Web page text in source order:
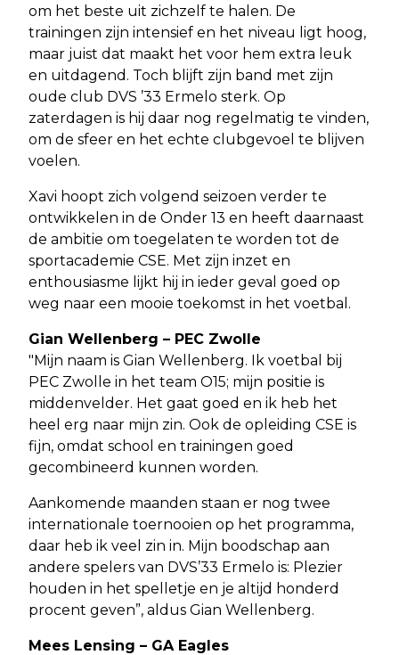
om het beste uit zichzelf te halen. De
trainingen zijn intensief en het niveau ligt hoog,
maar juist dat maakt het voor hem extra leuk
en uitdagend. Toch blijft zijn band met zijn
oude club DVS ’33 Ermelo sterk. Op
zaterdagen is hij daar nog regelmatig te vinden,
om de sfeer en het echte clubgevoel te blijven
voelen.
Xavi hoopt zich volgend seizoen verder te
ontwikkelen in de Onder 13 en heeft daarnaast
de ambitie om toegelaten te worden tot de
sportacademie CSE. Met zijn inzet en
enthousiasme lijkt hij in ieder geval goed op
weg naar een mooie toekomst in het voetbal.
Gian Wellenberg – PEC Zwolle
"Mijn naam is Gian Wellenberg. Ik voetbal bij
PEC Zwolle in het team O15; mijn positie is
middenvelder. Het gaat goed en ik heb het
heel erg naar mijn zin. Ook de opleiding CSE is
fijn, omdat school en trainingen goed
gecombineerd kunnen worden.
Aankomende maanden staan er nog twee
internationale toernooien op het programma,
daar heb ik veel zin in. Mijn boodschap aan
andere spelers van DVS’33 Ermelo is: Plezier
houden in het spelletje en je altijd honderd
procent geven”, aldus Gian Wellenberg.
Mees Lensing – GA Eagles